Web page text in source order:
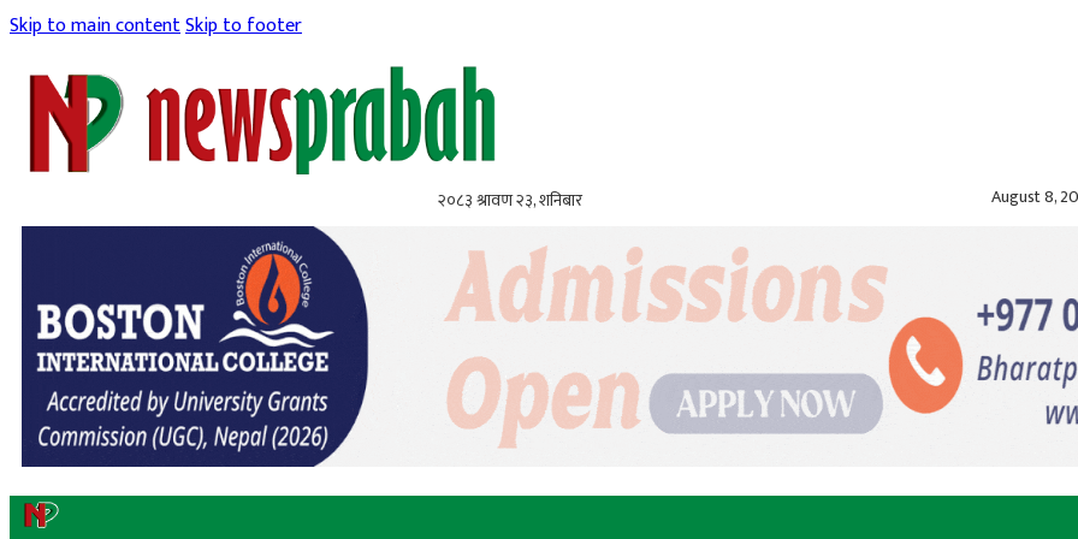
Skip to main contentSkip to footer
२०८३ श्रावण २३, शनिबार August 8,